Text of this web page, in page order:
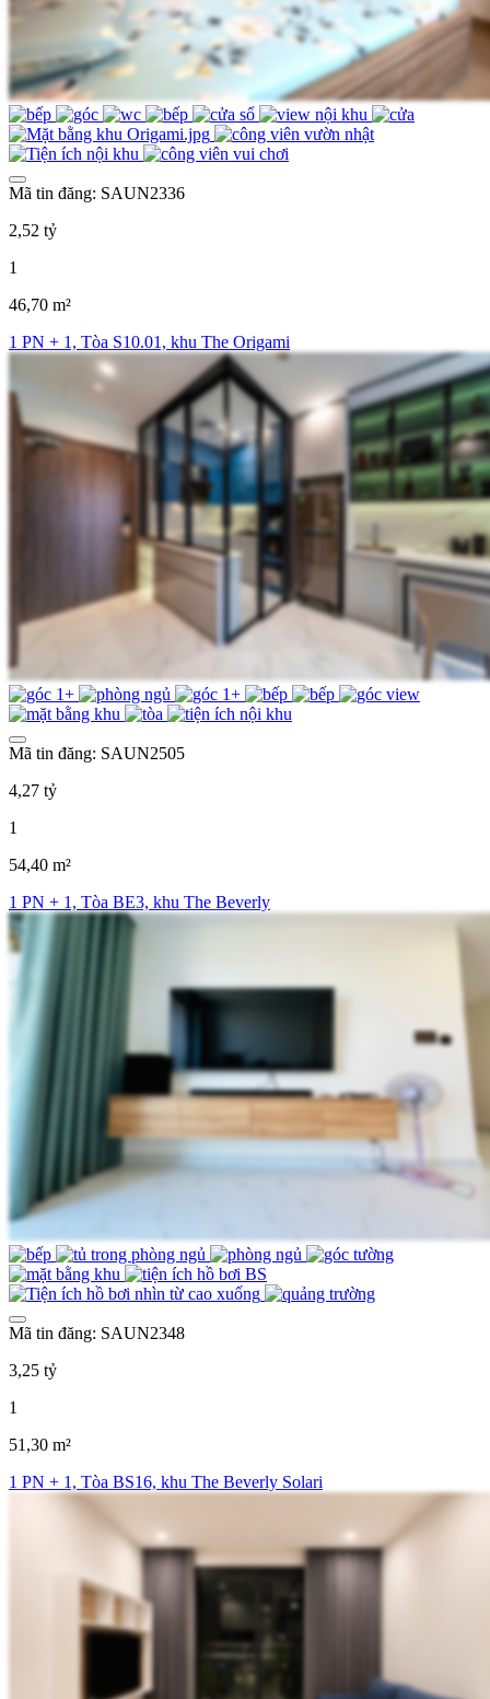
Mã tin đăng: SAUN2336
2,52 tỷ
1
46,70 m²
1 PN + 1, Tòa S10.01, khu The Origami
Mã tin đăng: SAUN2505
4,27 tỷ
1
54,40 m²
1 PN + 1, Tòa BE3, khu The Beverly
Mã tin đăng: SAUN2348
3,25 tỷ
1
51,30 m²
1 PN + 1, Tòa BS16, khu The Beverly Solari